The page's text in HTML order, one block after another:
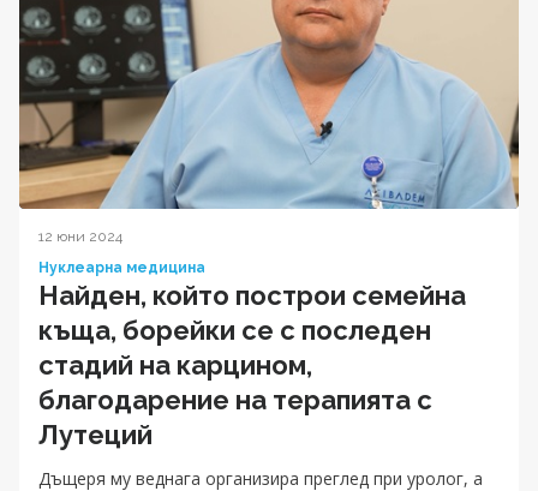
12 юни 2024
Нуклеарна медицина
Найден, който построи семейна
къща, борейки се с последен
стадий на карцином,
благодарение на терапията с
Лутеций
Дъщеря му веднага организира преглед при уролог, а